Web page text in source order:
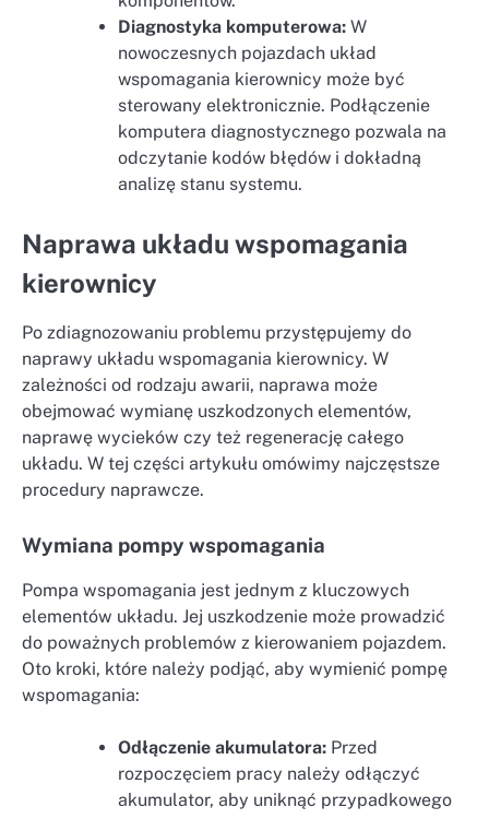
Diagnostyka komputerowa: W
nowoczesnych pojazdach układ
wspomagania kierownicy może być
sterowany elektronicznie. Podłączenie
komputera diagnostycznego pozwala na
odczytanie kodów błędów i dokładną
analizę stanu systemu.
Naprawa układu wspomagania
kierownicy
Po zdiagnozowaniu problemu przystępujemy do
naprawy układu wspomagania kierownicy. W
zależności od rodzaju awarii, naprawa może
obejmować wymianę uszkodzonych elementów,
naprawę wycieków czy też regenerację całego
układu. W tej części artykułu omówimy najczęstsze
procedury naprawcze.
Wymiana pompy wspomagania
Pompa wspomagania jest jednym z kluczowych
elementów układu. Jej uszkodzenie może prowadzić
do poważnych problemów z kierowaniem pojazdem.
Oto kroki, które należy podjąć, aby wymienić pompę
wspomagania:
Odłączenie akumulatora: Przed
rozpoczęciem pracy należy odłączyć
akumulator, aby uniknąć przypadkowego